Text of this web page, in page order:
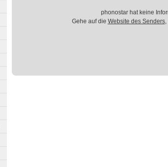
phonostar hat keine
Gehe auf die Website des Senders,